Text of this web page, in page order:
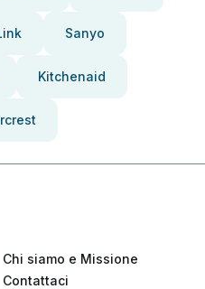
Sanyo
Kitchenaid
Chi siamo e Missione
Contattaci